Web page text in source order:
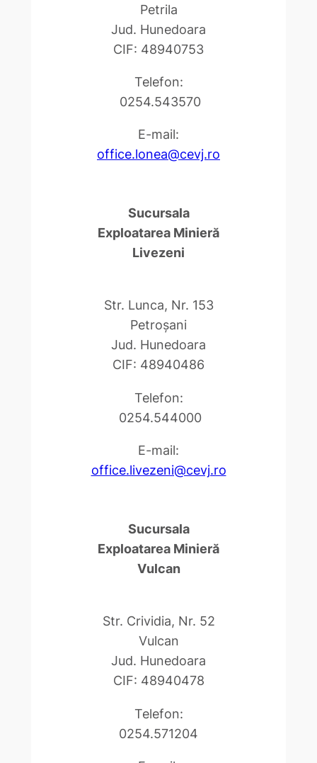
Petrila
Jud. Hunedoara
CIF: 48940753
Telefon:
0254.543570
E-mail:
office.lonea@cevj.ro
Sucursala
Exploatarea Minieră
Livezeni
Str. Lunca, Nr. 153
Petroşani
Jud. Hunedoara
CIF: 48940486
Telefon:
0254.544000
E-mail:
office.livezeni@cevj.ro
Sucursala
Exploatarea Minieră
Vulcan
Str. Crividia, Nr. 52
Vulcan
Jud. Hunedoara
CIF: 48940478
Telefon:
0254.571204